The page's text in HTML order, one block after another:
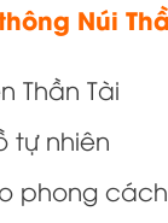
Núi
Thần Tài
tự nhiên
phong